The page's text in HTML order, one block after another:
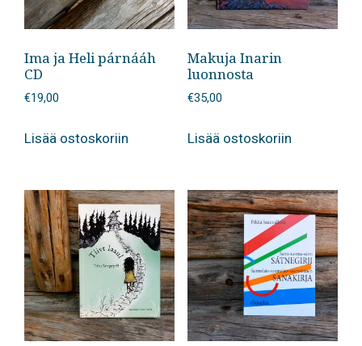
Ima ja Heli párnááh
CD
€19,00
Lisää ostoskoriin
Makuja Inarin
luonnosta
€35,00
Lisää ostoskoriin